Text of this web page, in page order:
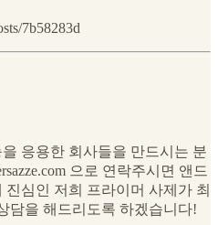
7b58283d
응용한 회사들을 만드시는 분
으로 연락주시면 앤드
심인 저희 프라이머 사제가 최
담을 해드리도록 하겠습니다!